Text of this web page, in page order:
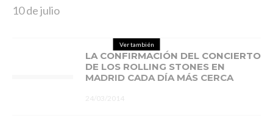
10 de julio
Ver también
LA CONFIRMACIÓN DEL CONCIERTO
DE LOS ROLLING STONES EN
MADRID CADA DÍA MÁS CERCA
24/03/2014